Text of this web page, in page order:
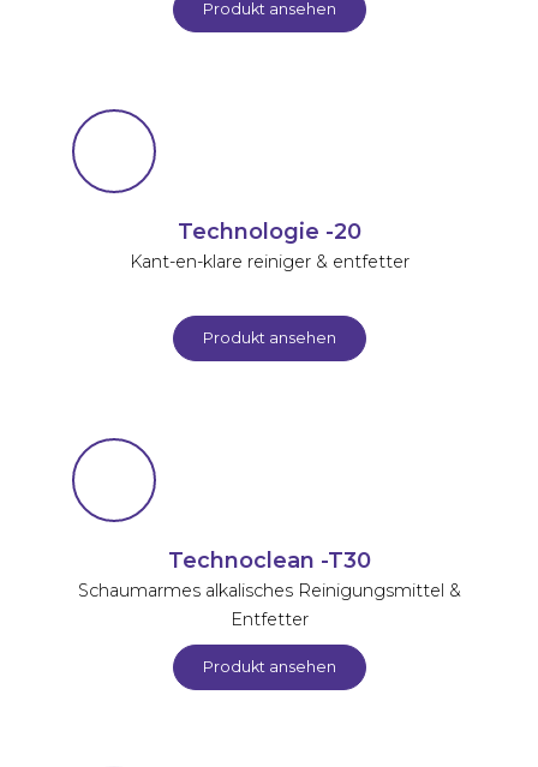
Produkt ansehen
Technologie -20
Kant-en-klare reiniger & entfetter
Produkt ansehen
Technoclean -T30
Schaumarmes alkalisches Reinigungsmittel &
Entfetter
Produkt ansehen